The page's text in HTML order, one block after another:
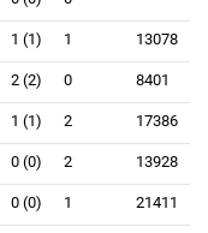
1 (1) 1 13078
2 (2) 0 8401
1 (1) 2 17386
0 (0) 2 13928
0 (0) 1 21411